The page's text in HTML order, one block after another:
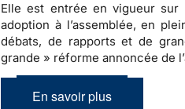
Elle est entrée en vigueur sur
adoption à l’assemblée, en
débats, de rapports et de
grande » réforme annoncée de
En savoir plus